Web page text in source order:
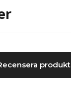
produkt